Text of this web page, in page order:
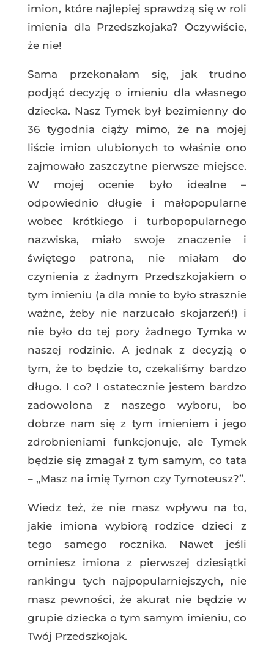
imion, które najlepiej sprawdzą się w roli
imienia dla Przedszkojaka? Oczywiście,
że nie!
Sama przekonałam się, jak trudno
podjąć decyzję o imieniu dla własnego
dziecka. Nasz Tymek był bezimienny do
36 tygodnia ciąży mimo, że na mojej
liście imion ulubionych to właśnie ono
zajmowało zaszczytne pierwsze miejsce.
W mojej ocenie było idealne –
odpowiednio długie i małopopularne
wobec krótkiego i turbopopularnego
nazwiska, miało swoje znaczenie i
świętego patrona, nie miałam do
czynienia z żadnym Przedszkojakiem o
tym imieniu (a dla mnie to było strasznie
ważne, żeby nie narzucało skojarzeń!) i
nie było do tej pory żadnego Tymka w
naszej rodzinie. A jednak z decyzją o
tym, że to będzie to, czekaliśmy bardzo
długo. I co? I ostatecznie jestem bardzo
zadowolona z naszego wyboru, bo
dobrze nam się z tym imieniem i jego
zdrobnieniami funkcjonuje, ale Tymek
będzie się zmagał z tym samym, co tata
– „Masz na imię Tymon czy Tymoteusz?”.
Wiedz też, że nie masz wpływu na to,
jakie imiona wybiorą rodzice dzieci z
tego samego rocznika. Nawet jeśli
ominiesz imiona z pierwszej dziesiątki
rankingu tych najpopularniejszych, nie
masz pewności, że akurat nie będzie w
grupie dziecka o tym samym imieniu, co
Twój Przedszkojak.